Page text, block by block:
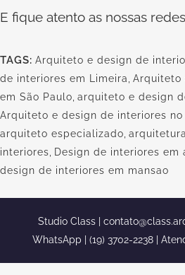
E fique atento as nossas
TAGS: Arquiteto e design de
de interiores em Limeira Arquiteto
em São Paulo arquiteto e design
Arquiteto e design de interiores
arquiteto especializado
interiores
Design de interiores em
design de interiores em mansao
Studio Class |
WhatsApp | (19) 3702-2238 |